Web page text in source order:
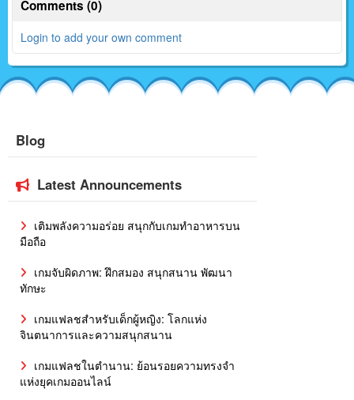
Comments (0)
Login to add your own comment
Blog
Latest Announcements
เติมพลังความอร่อย สนุกกับเกมทำอาหารบน
มือถือ
เกมจับผิดภาพ: ฝึกสมอง สนุกสนาน พัฒนา
ทักษะ
เกมแฟลชสำหรับเด็กผู้หญิง: โลกแห่ง
จินตนาการและความสนุกสนาน
เกมแฟลชในตำนาน: ย้อนรอยความทรงจำ
แห่งยุคเกมออนไลน์